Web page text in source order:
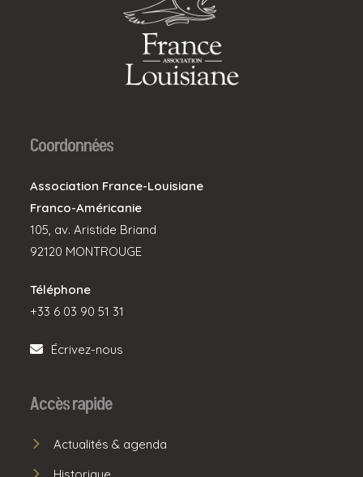
Coordonnées
Association France-Louisiane
Franco-Américanie
105, av. Aristide Briand
92120 MONTROUGE
Téléphone
+33 6 03 90 51 31
Écrivez-nous
Accès rapide
Actualités & agenda